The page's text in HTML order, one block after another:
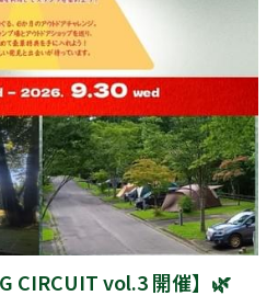
CIRCUIT vol.3 開催】🌿